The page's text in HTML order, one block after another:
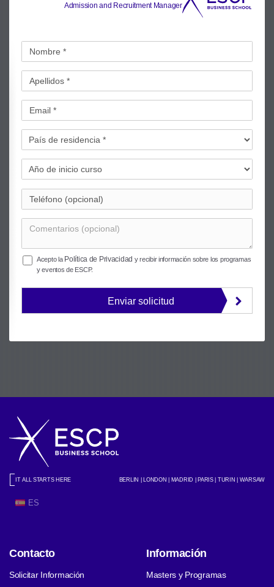
Admission and Recruitment Manager
Acepto la Política de Privacidad y recibir información sobre los programas
y eventos de ESCP.
Enviar solicitud
IT ALL STARTS HERE BERLIN | LONDON | MADRID | PARIS | TURIN | WARSAW
ES
Contacto
Solicitar Información
Información
Masters y Programas